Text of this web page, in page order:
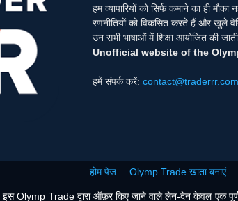
हम व्यापारियों को सिर्फ कमाने का ही
रणनीतियों को विकसित करते हैं और खुले
उन सभी भाषाओं में शिक्षा आयोजित की
Unofficial website of the
हमें संपर्क करें: contact@traderrr.com
होम पेज Olymp Trade खाता बनाएं
इस Olymp Trade द्वारा ऑफ़र किए जाने वाले लेन-देन केवल एक